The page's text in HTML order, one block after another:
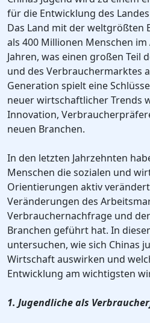
für die Entwicklung des
Das Land mit der weltgrößten
als 400 Millionen Menschen im
Jahren, was einen großen Teil
und des Verbrauchermarktes
Generation spielt eine
neuer wirtschaftlicher Trends
Innovation,
neuen Branchen.
In den letzten Jahrzehnten
Menschen die sozialen und
Orientierungen aktiv
Veränderungen des
Verbrauchernachfrage und
Branchen geführt hat. In
untersuchen, wie sich Chinas
Wirtschaft auswirken und
Entwicklung am wichtigsten
1. Jugendliche als